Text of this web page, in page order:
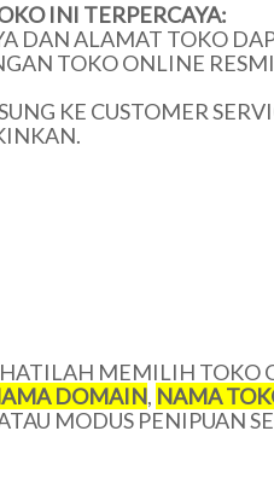
INI TERPERCAYA:
DAN ALAMAT TOKO
TOKO ONLINE
KE CUSTOMER
MEMILIH TOKO
DOMAIN, NAMA
MODUS PENIPUAN